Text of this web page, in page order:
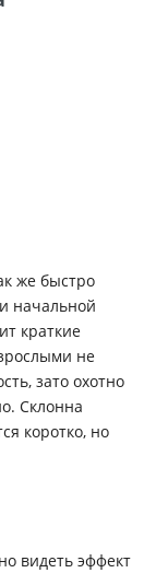
же быстро
начальной
краткие
не
зато охотно
Склонна
коротко, но
видеть эффект